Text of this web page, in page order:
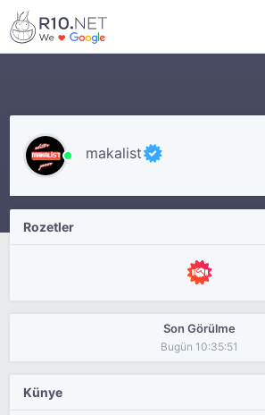
makalist
Rozetler
Son Görülme
Bugün 10:35:51
Künye